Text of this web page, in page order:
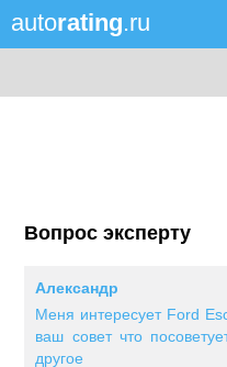
autorating.ru
Вопрос эксперту
Александр
Меня интересует Ford
ваш совет что
другое